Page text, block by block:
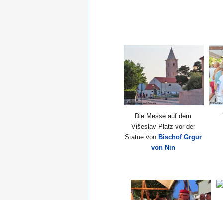
Die Messe auf dem
Višeslav Platz vor der
Statue von Bischof Grgur
von Nin